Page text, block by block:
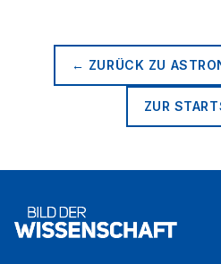
← ZURÜCK ZU
ZUR